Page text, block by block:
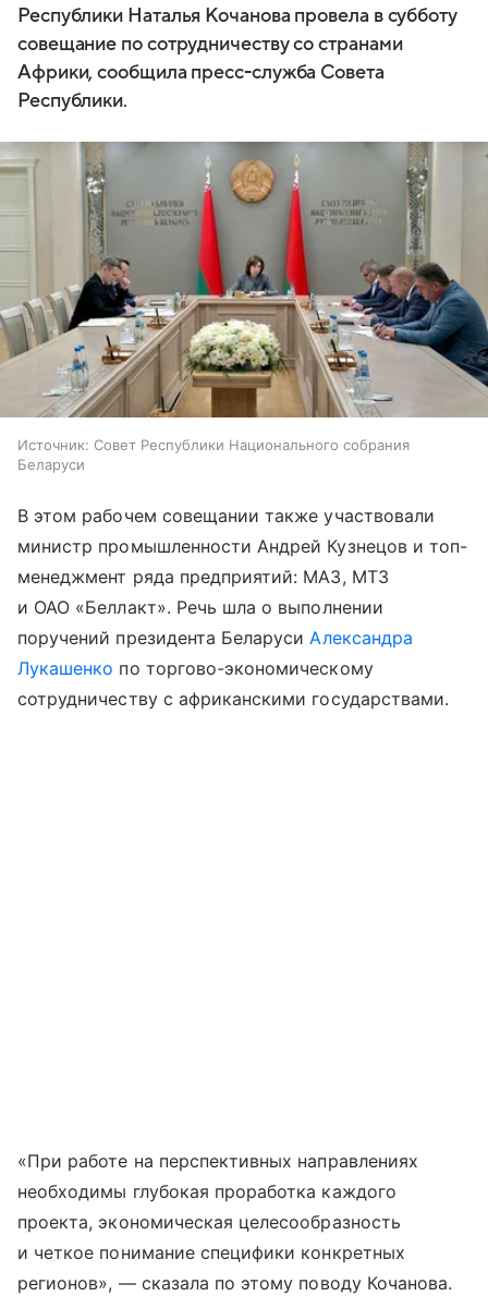
Республики Наталья Кочанова провела в субботу
совещание по сотрудничеству со странами
Африки, сообщила пресс-служба Совета
Республики.
Источник: Совет Республики Национального собрания
Беларуси
В этом рабочем совещании также участвовали
министр промышленности Андрей Кузнецов и топ-
менеджмент ряда предприятий: МАЗ, МТЗ
и ОАО «Беллакт». Речь шла о выполнении
поручений президента БеларусиАлександра
Лукашенко по торгово-экономическому
сотрудничеству с африканскими государствами.
«При работе на перспективных направлениях
необходимы глубокая проработка каждого
проекта, экономическая целесообразность
и четкое понимание специфики конкретных
регионов», — сказала по этому поводу Кочанова.